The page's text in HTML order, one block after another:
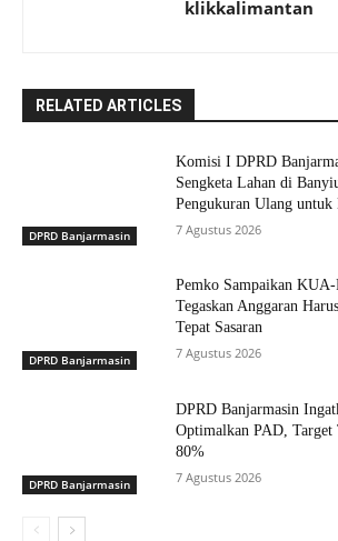
klikkalimantan
RELATED ARTICLES
DPRD Banjarmasin
Komisi I DPRD
Sengketa Lahan di
Pengukuran Ulang untuk
7 Agustus 2026
DPRD Banjarmasin
Pemko Sampaikan
Tegaskan Anggaran
Tepat Sasaran
7 Agustus 2026
DPRD Banjarmasin
DPRD Banjarmasin
Optimalkan PAD,
80%
7 Agustus 2026